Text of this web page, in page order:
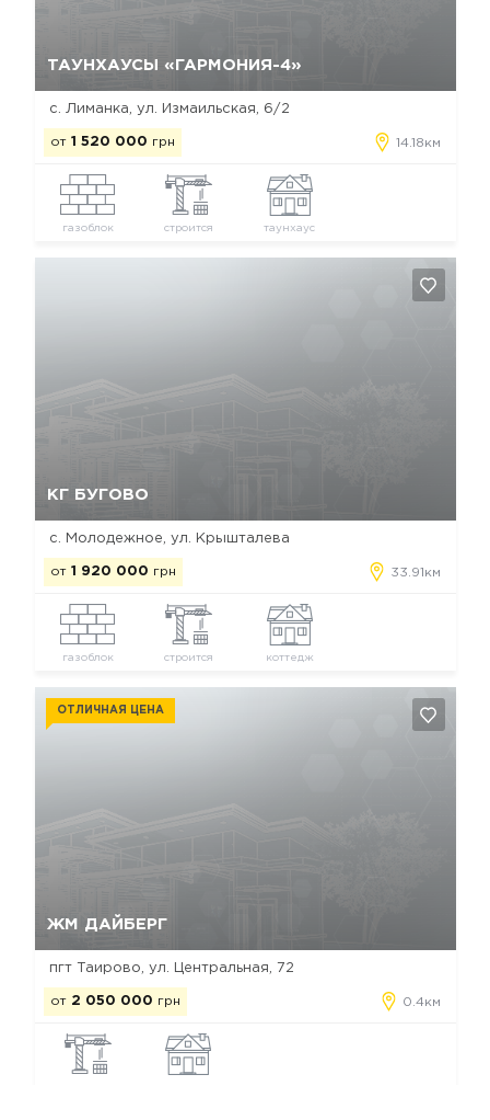
ТАУНХАУСЫ «ГАРМОНИЯ-4»
с. Лиманка, ул. Измаильская, 6/2
от 1 520 000 грн 14.18км
газоблок строится таунхаус
КГ БУГОВО
с. Молодежное, ул. Крышталева
от 1 920 000 грн 33.91км
газоблок строится коттедж
ЖМ ДАЙБЕРГ
ОТЛИЧНАЯ ЦЕНА
пгт Таирово, ул. Центральная, 72
от 2 050 000 грн 0.4км